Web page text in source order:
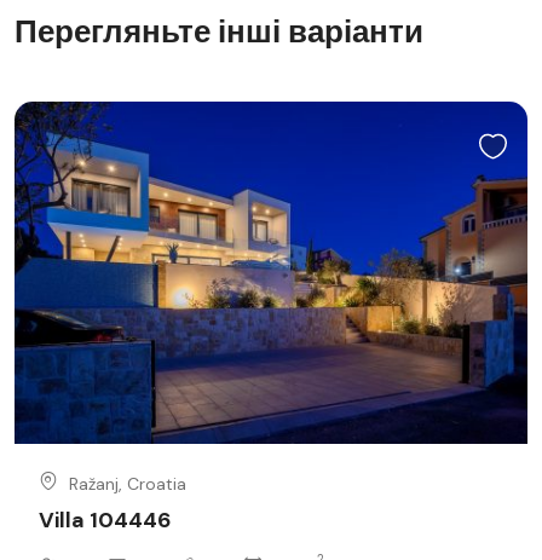
Перегляньте інші варіанти
Ražanj, Croatia
Villa 104446